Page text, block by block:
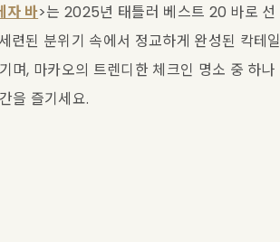
자 바>는 2025년 태틀러 베스트 20 바로 선
련된 분위기 속에서 정교하게 완성된 칵테일
며, 마카오의 트렌디한 체크인 명소 중 하나
을 즐기세요.